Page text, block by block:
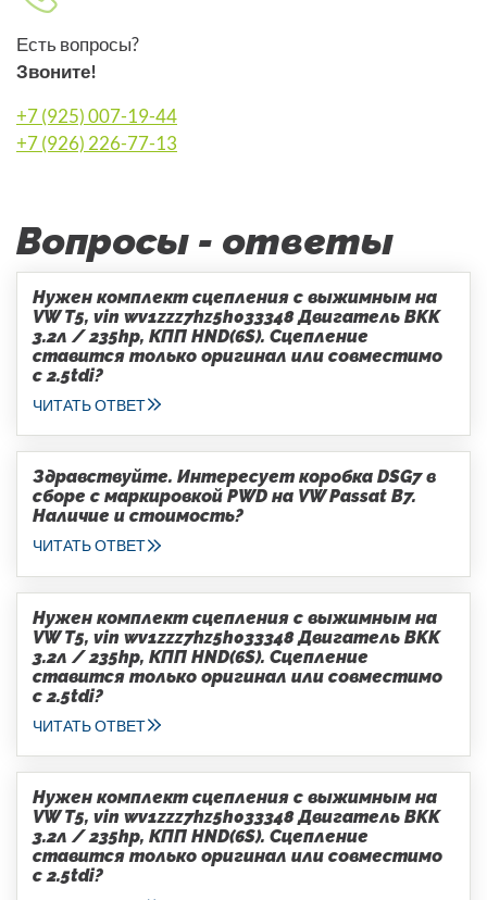
Есть вопросы?
Звоните!
+7 (925) 007-19-44
+7 (926) 226-77-13
Вопросы - ответы
Нужен комплект сцепления с выжимным на
VW T5, vin wv1zzz7hz5h033348 Двигатель BKK
3.2л / 235hp, КПП HND(6S). Сцепление
ставится только оригинал или совместимо
с 2.5tdi?
ЧИТАТЬ ОТВЕТ
Здравствуйте. Интересует коробка DSG7 в
сборе с маркировкой PWD на VW Passat B7.
Наличие и стоимость?
ЧИТАТЬ ОТВЕТ
Нужен комплект сцепления с выжимным на
VW T5, vin wv1zzz7hz5h033348 Двигатель BKK
3.2л / 235hp, КПП HND(6S). Сцепление
ставится только оригинал или совместимо
с 2.5tdi?
ЧИТАТЬ ОТВЕТ
Нужен комплект сцепления с выжимным на
VW T5, vin wv1zzz7hz5h033348 Двигатель BKK
3.2л / 235hp, КПП HND(6S). Сцепление
ставится только оригинал или совместимо
с 2.5tdi?